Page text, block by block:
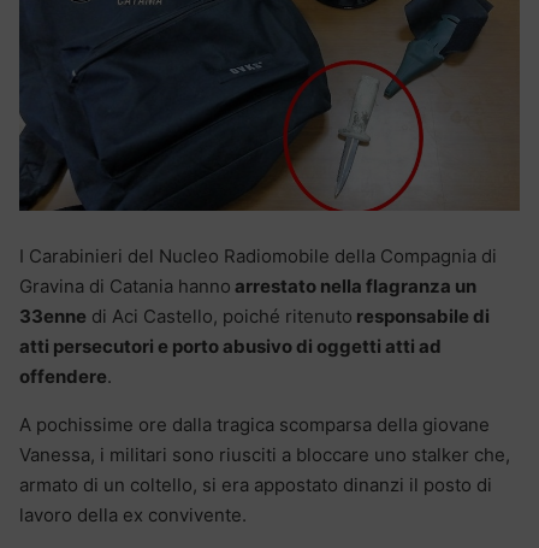
I Carabinieri del Nucleo Radiomobile della Compagnia di
Gravina di Catania hanno arrestato nella flagranza un
33enne di Aci Castello, poiché ritenuto responsabile di
atti persecutori e porto abusivo di oggetti atti ad
offendere.
A pochissime ore dalla tragica scomparsa della giovane
Vanessa, i militari sono riusciti a bloccare uno stalker che,
armato di un coltello, si era appostato dinanzi il posto di
lavoro della ex convivente.